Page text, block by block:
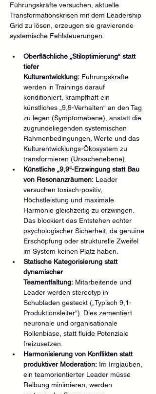
Führungskräfte versuchen, aktuelle
Transformationskrisen mit dem Leadership
Grid zu lösen, erzeugen sie gravierende
systemische Fehlsteuerungen:
Oberflächliche „Stiloptimierung“ statt
tiefer
Kulturentwicklung: Führungskräfte
werden in Trainings darauf
konditioniert, krampfhaft ein
künstliches „9,9-Verhalten“ an den Tag
zu legen (Symptomebene), anstatt die
zugrundeliegenden systemischen
Rahmenbedingungen, Werte und das
Kulturentwicklungs-Ökosystem zu
transformieren (Ursachenebene).
Künstliche „9,9“-Erzwingung statt Bau
von Resonanzräumen: Leader
versuchen toxisch-positiv,
Höchstleistung und maximale
Harmonie gleichzeitig zu erzwingen.
Das blockiert das Entstehen echter
psychologischer Sicherheit, da genuine
Erschöpfung oder strukturelle Zweifel
im System keinen Platz haben.
Statische Kategorisierung statt
dynamischer
Teamentfaltung: Mitarbeitende und
Leader werden stereotyp in
Schubladen gesteckt („Typisch 9,1-
Produktionsleiter“). Dies zementiert
neuronale und organisationale
Rollenbiase, statt fluide Potenziale
freizusetzen.
Harmonisierung von Konflikten statt
produktiver Moderation: Im Irrglauben,
ein teamorientierter Leader müsse
Reibung minimieren, werden